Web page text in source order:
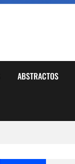
ABSTRACTOS